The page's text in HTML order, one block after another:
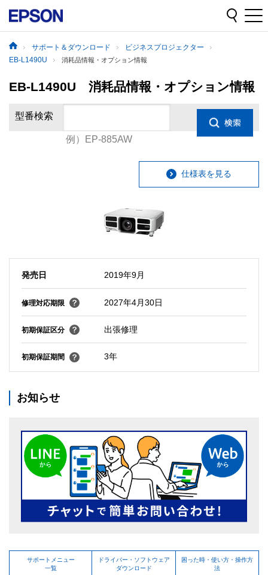
サポート＆ダウンロード
ビジネスプロジェクター
EB-L1490U
消耗品情報・オプション情報
EB-L1490U 消耗品情報・オプション情報
型番検索
例）EP-885AW
仕様表を見る
発売日 2019年9月
修理対応期限 2027年4月30日
初期保証区分 出張修理
初期保証期間 3年
お知らせ
サポートメニュー
一覧
ドライバー・ソフトウェア
ダウンロード
困った時・使い方・操作方
法